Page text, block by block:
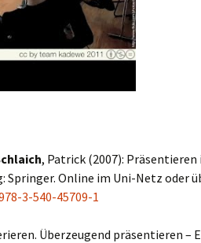
, Patrick (2007): Präsentieren
Online im Uni-Netz oder
3-540-45709-1
Überzeugend präsentieren –